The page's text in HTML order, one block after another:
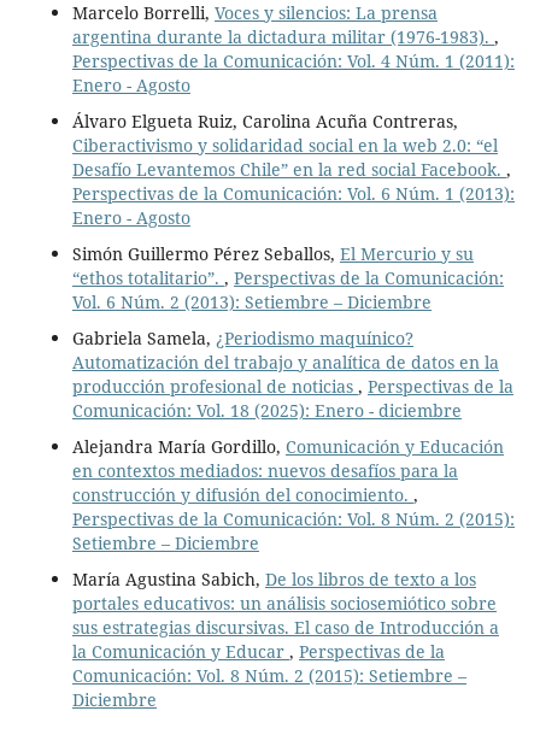
Marcelo Borrelli, Voces y silencios: La prensa
argentina durante la dictadura militar (1976-1983). ,
Perspectivas de la Comunicación: Vol. 4 Núm. 1 (2011):
Enero - Agosto
Álvaro Elgueta Ruiz, Carolina Acuña Contreras,
Ciberactivismo y solidaridad social en la web 2.0: “el
Desafío Levantemos Chile” en la red social Facebook. ,
Perspectivas de la Comunicación: Vol. 6 Núm. 1 (2013):
Enero - Agosto
Simón Guillermo Pérez Seballos, El Mercurio y su
“ethos totalitario”. , Perspectivas de la Comunicación:
Vol. 6 Núm. 2 (2013): Setiembre – Diciembre
Gabriela Samela, ¿Periodismo maquínico?
Automatización del trabajo y analítica de datos en la
producción profesional de noticias , Perspectivas de la
Comunicación: Vol. 18 (2025): Enero - diciembre
Alejandra María Gordillo, Comunicación y Educación
en contextos mediados: nuevos desafíos para la
construcción y difusión del conocimiento. ,
Perspectivas de la Comunicación: Vol. 8 Núm. 2 (2015):
Setiembre – Diciembre
María Agustina Sabich, De los libros de texto a los
portales educativos: un análisis sociosemiótico sobre
sus estrategias discursivas. El caso de Introducción a
la Comunicación y Educar , Perspectivas de la
Comunicación: Vol. 8 Núm. 2 (2015): Setiembre –
Diciembre